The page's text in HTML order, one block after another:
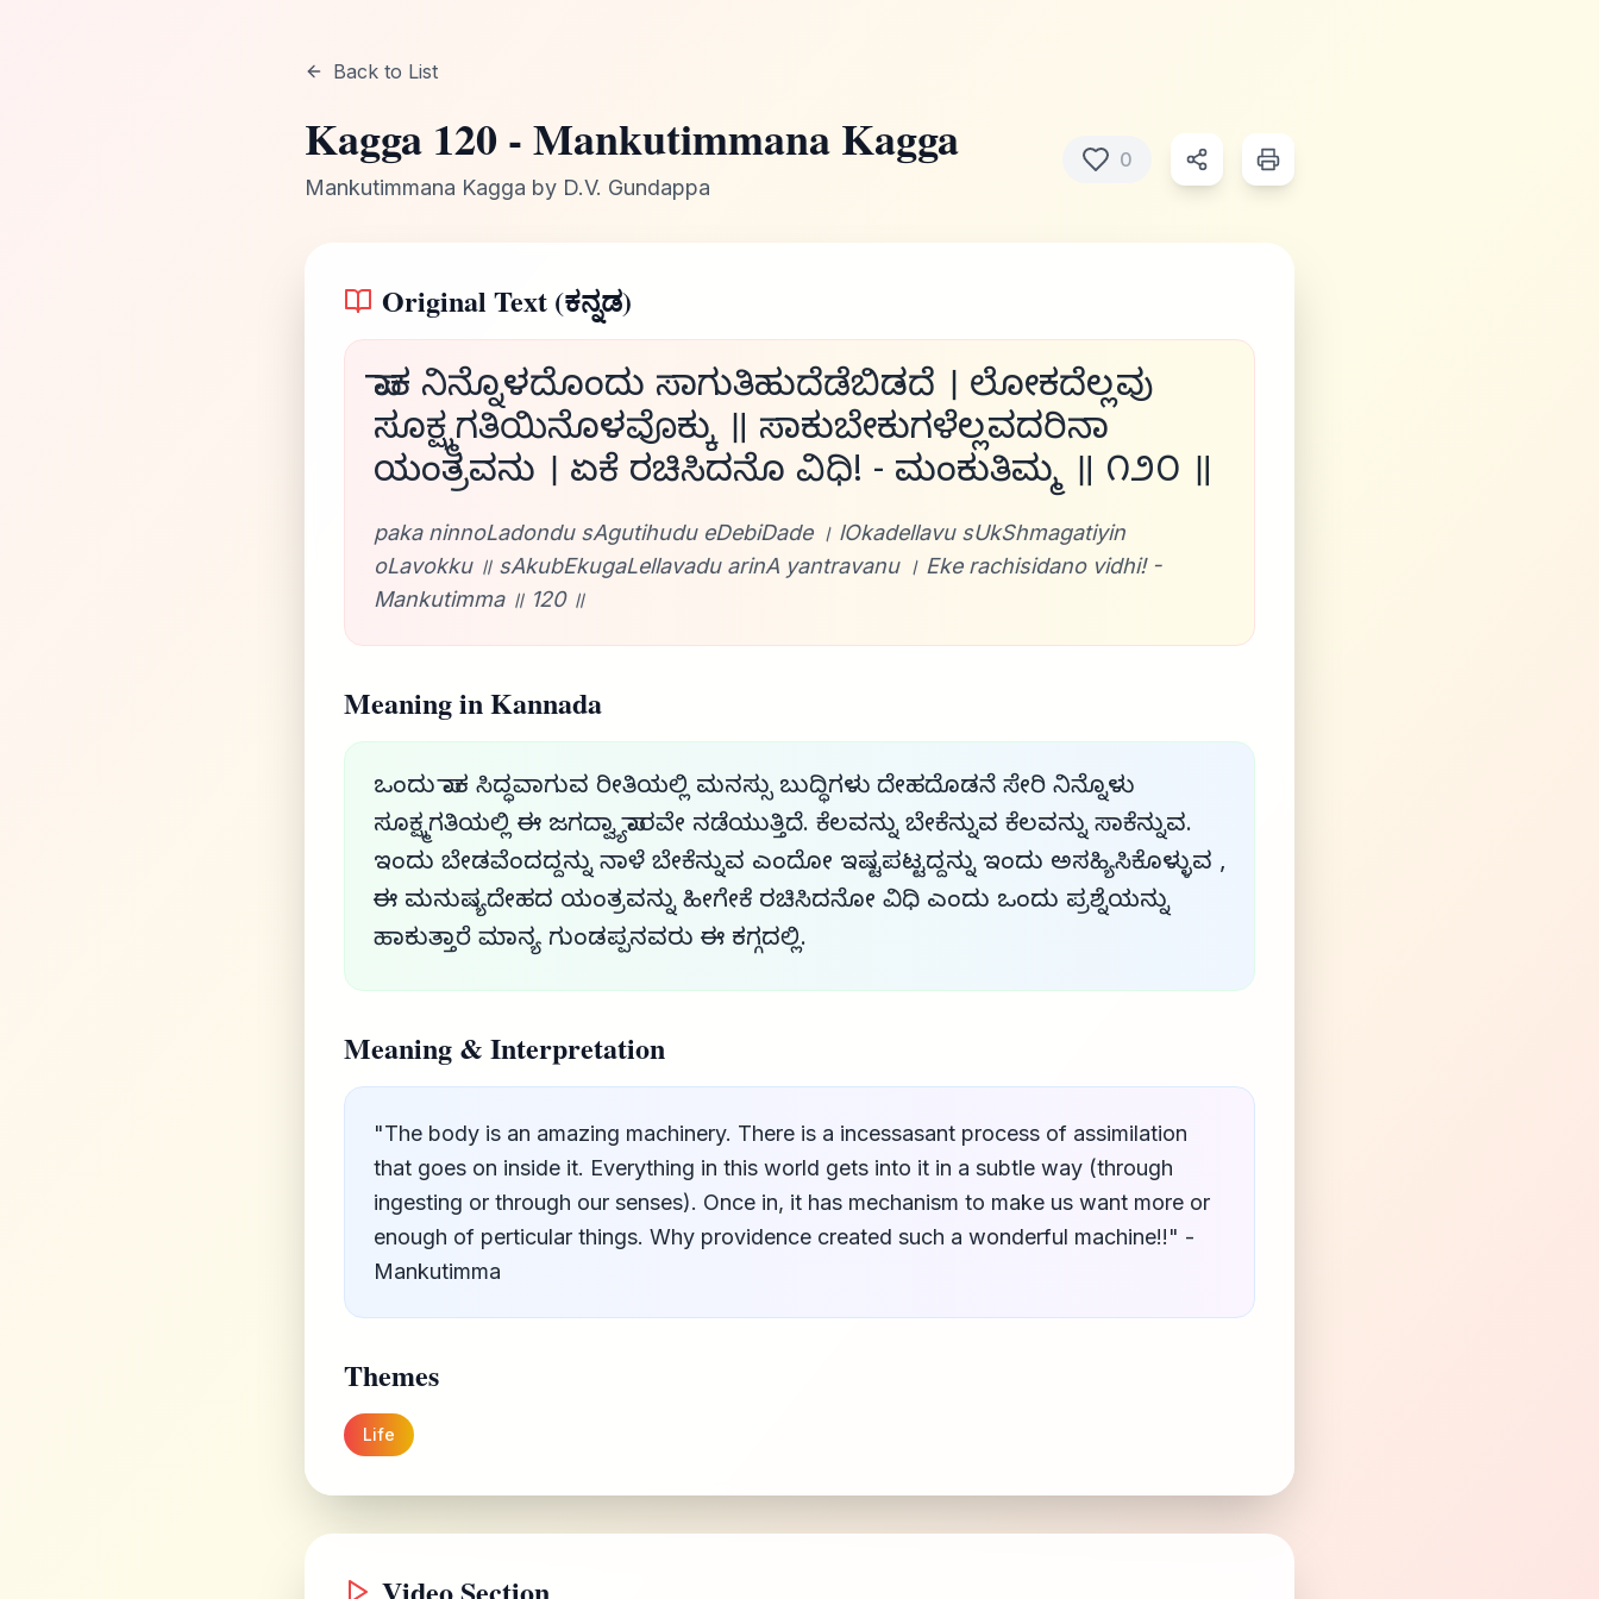
Back to List
Kagga 120 -Mankutimmana Kagga
Mankutimmana Kagga by D.V. Gundappa
0
Original Text (ಕನ್ನಡ)
ಪಾಕ ನಿನ್ನೊಳದೊಂದು ಸಾಗುತಿಹುದೆಡೆಬಿಡದೆ । ಲೋಕದೆಲ್ಲವು
ಸೂಕ್ಷ್ಮಗತಿಯಿನೊಳವೊಕ್ಕು ॥ ಸಾಕುಬೇಕುಗಳೆಲ್ಲವದರಿನಾ
ಯಂತ್ರವನು । ಏಕೆ ರಚಿಸಿದನೊ ವಿಧಿ! - ಮಂಕುತಿಮ್ಮ ॥ ೧೨೦ ॥
paka ninnoLadondu sAgutihudu eDebiDade । lOkadellavu sUkShmagatiyin
oLavokku ॥ sAkubEkugaLellavadu arinA yantravanu । Eke rachisidano vidhi! -
Mankutimma ॥ 120 ॥
Meaning in Kannada
ಒಂದು ಪಾಕ ಸಿದ್ಧವಾಗುವ ರೀತಿಯಲ್ಲಿ ಮನಸ್ಸು ಬುದ್ಧಿಗಳು ದೇಹದೊಡನೆ ಸೇರಿ ನಿನ್ನೊಳು
ಸೂಕ್ಷ್ಮಗತಿಯಲ್ಲಿ ಈ ಜಗದ್ವ್ಯಾಪಾರವೇ ನಡೆಯುತ್ತಿದೆ. ಕೆಲವನ್ನು ಬೇಕೆನ್ನುವ ಕೆಲವನ್ನು ಸಾಕೆನ್ನುವ.
ಇಂದು ಬೇಡವೆಂದದ್ದನ್ನು ನಾಳೆ ಬೇಕೆನ್ನುವ ಎಂದೋ ಇಷ್ಟಪಟ್ಟದ್ದನ್ನು ಇಂದು ಅಸಹ್ಯಿಸಿಕೊಳ್ಳುವ ,
ಈ ಮನುಷ್ಯದೇಹದ ಯಂತ್ರವನ್ನು ಹೀಗೇಕೆ ರಚಿಸಿದನೋ ವಿಧಿ ಎಂದು ಒಂದು ಪ್ರಶ್ನೆಯನ್ನು
ಹಾಕುತ್ತಾರೆ ಮಾನ್ಯ ಗುಂಡಪ್ಪನವರು ಈ ಕಗ್ಗದಲ್ಲಿ.
Meaning & Interpretation
"The body is an amazing machinery. There is a incessasant process of assimilation
that goes on inside it. Everything in this world gets into it in a subtle way (through
ingesting or through our senses). Once in, it has mechanism to make us want more or
enough of perticular things. Why providence created such a wonderful machine!!" -
Mankutimma
Themes
Life